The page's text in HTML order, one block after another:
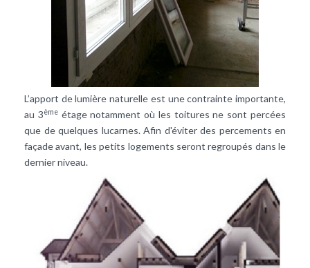
L’apport de lumière naturelle est une contrainte importante,
au 3èmeétage notamment où les toitures ne sont percées
que de quelques lucarnes. Afin d'éviter des percements en
façade avant, les petits logements seront regroupés dans le
dernier niveau.